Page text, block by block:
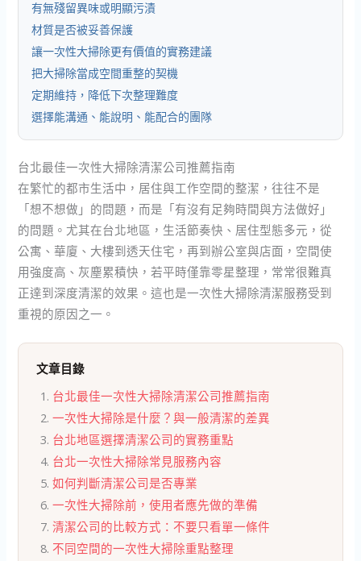
有無殘留異味或明顯污漬
材質是否被妥善保護
讓一次性大掃除更有價值的實務建議
把大掃除當成空間重整的契機
定期維持，降低下次整理難度
選擇能溝通、能說明、能配合的團隊
台北最佳一次性大掃除清潔公司推薦指南
在繁忙的都市生活中，居住與工作空間的整潔，往往不是
「想不想做」的問題，而是「有沒有足夠時間與方法做好」
的問題。尤其在台北地區，生活節奏快、居住型態多元，從
公寓、華廈、大樓到透天住宅，再到辦公室與店面，空間使
用強度高、灰塵累積快，若平時僅靠零星整理，常常很難真
正達到深度清潔的效果。這也是一次性大掃除清潔服務受到
重視的原因之一。
文章目錄
台北最佳一次性大掃除清潔公司推薦指南
一次性大掃除是什麼？與一般清潔的差異
台北地區選擇清潔公司的實務重點
台北一次性大掃除常見服務內容
如何判斷清潔公司是否專業
一次性大掃除前，使用者應先做的準備
清潔公司的比較方式：不要只看單一條件
不同空間的一次性大掃除重點整理